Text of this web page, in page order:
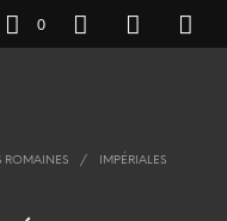
0
ROMAINES /
IMPÉRIALES